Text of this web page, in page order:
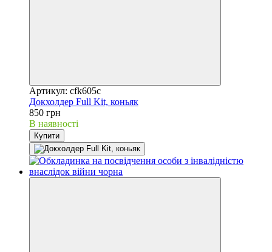
Артикул: cfk605c
Докхолдер Full Kit, коньяк
850 грн
В наявності
Купити